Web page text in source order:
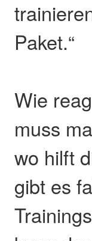
Paket.“
Wie
muss
wo hilft
gibt es